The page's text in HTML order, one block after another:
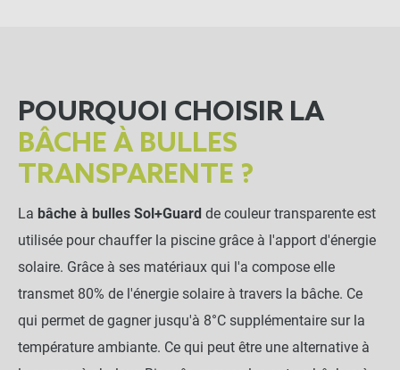
POURQUOI CHOISIR LA
BÂCHE À BULLES
TRANSPARENTE ?
La bâche à bulles Sol+Guard de couleur transparente est
utilisée pour chauffer la piscine grâce à l'apport d'énergie
solaire. Grâce à ses matériaux qui l'a compose elle
transmet 80% de l'énergie solaire à travers la bâche. Ce
qui permet de gagner jusqu'à 8°C supplémentaire sur la
température ambiante. Ce qui peut être une alternative à